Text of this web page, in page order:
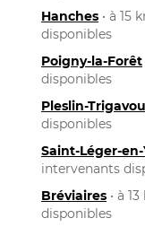
Hanches • à 15
disponibles
Poigny-la-Forêt
disponibles
Pleslin-Trigavou
disponibles
Saint-Léger-
intervenants
Bréviaires • à
disponibles